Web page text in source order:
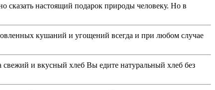
настоящий подарок природы человеку. Но в
кушаний и угощений всегда и при любом случае
и вкусный хлеб Вы едите натуральный хлеб без